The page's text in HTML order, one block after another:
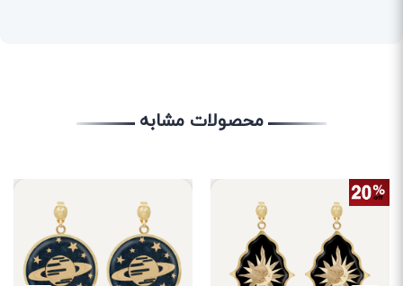
محصولات مشابه